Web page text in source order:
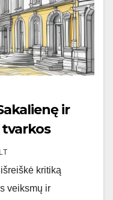
ir
tvarkos
kritiką
veiksmų ir